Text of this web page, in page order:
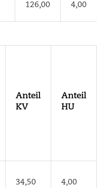
126,00 4,00
Anteil
KV
Anteil
HU
34,50 4,00